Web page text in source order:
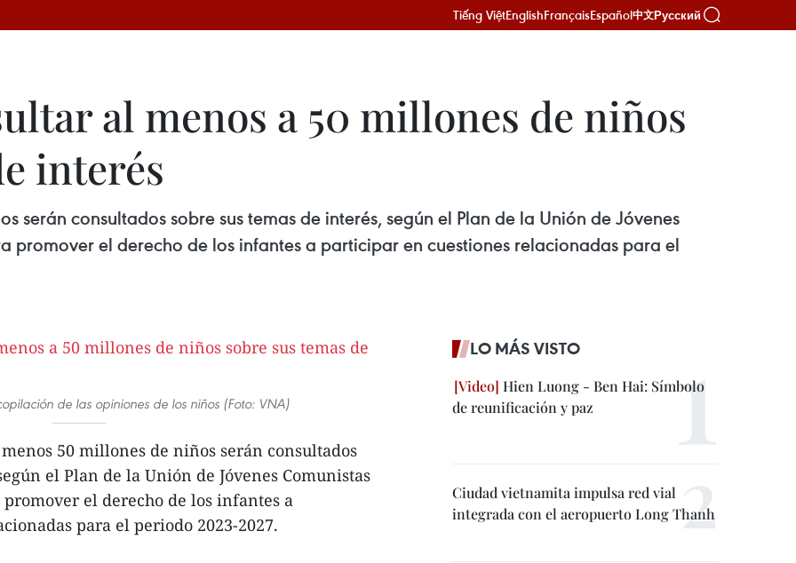
Tiếng ViệtEnglishFrançaisEspañol中文Русский
al menos a 50 millones de niños
interés
serán consultados sobre sus temas de interés, según el Plan de la Unión de Jóvenes
promover el derecho de los infantes a participar en cuestiones relacionadas para el
de las opiniones de los niños (Foto: VNA)
50 millones de niños serán consultados
el Plan de la Unión de Jóvenes Comunistas
promover el derecho de los infantes a
para el periodo 2023-2027.
LO MÁS VISTO
Hien Luong - Ben Hai: Símbolo
de reunificación y paz
Ciudad vietnamita impulsa red vial
integrada con el aeropuerto Long Thanh